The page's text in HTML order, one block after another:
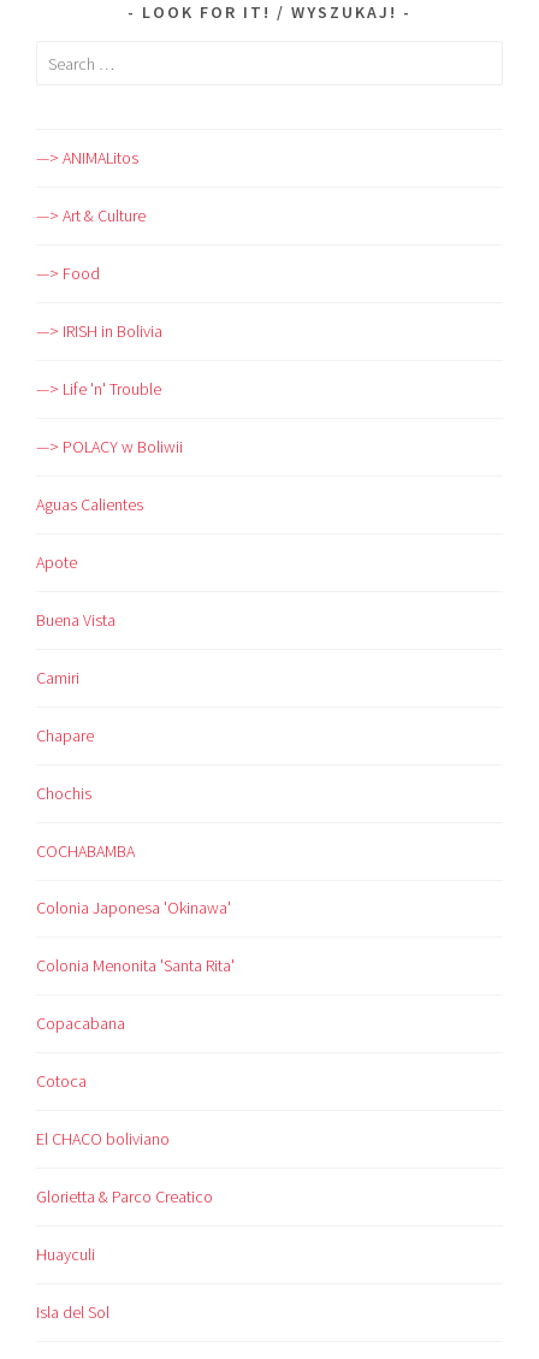
LOOK FOR IT! / WYSZUKAJ!
Search
—> ANIMALitos
—> Art & Culture
—> Food
—> IRISH in Bolivia
—> Life 'n' Trouble
—> POLACY w Boliwii
Aguas Calientes
Apote
Buena Vista
Camiri
Chapare
Chochis
COCHABAMBA
Colonia Japonesa 'Okinawa'
Colonia Menonita 'Santa Rita'
Copacabana
Cotoca
El CHACO boliviano
Glorietta & Parco Creatico
Huayculi
Isla del Sol